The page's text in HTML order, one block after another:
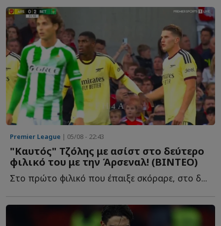
Premier League | 05/08 - 22:43
"Καυτός" Τζόλης με ασίστ στο δεύτερο
φιλικό του με την Άρσεναλ! (ΒΙΝΤΕΟ)
Στο πρώτο φιλικό που έπαιξε σκόραρε, στο δ...